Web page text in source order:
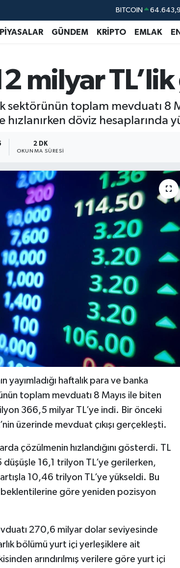
BITCOIN
DOLAR
PİYASALAR GÜNDEM KRİPTO EMLAK
milyar
sektörünün toplam mevduatı 8
döviz hesaplarında
2 DK
OKUNMA SÜRESI
yayımladığı haftalık para ve banka
toplam mevduatı 8 Mayıs ile biten
366,5 milyar TL’ye indi. Bir önceki
üzerinde mevduat çıkışı gerçekleşti.
çözülmenin hızlandığını gösterdi. TL
16,1 trilyon TL’ye gerilerken,
10,46 trilyon TL’ye yükseldi. Bu
göre yeniden pozisyon
270,6 milyar dolar seviyesinde
bölümü yurt içi yerleşiklere ait
arındırılmış verilere göre yurt içi